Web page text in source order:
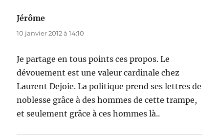
Jérôme
10 janvier 2012 à 14:10
Je partage en tous points ces propos. Le
dévouement est une valeur cardinale chez
Laurent Dejoie. La politique prend ses lettres de
noblesse grâce à des hommes de cette trampe,
et seulement grâce à ces hommes là..